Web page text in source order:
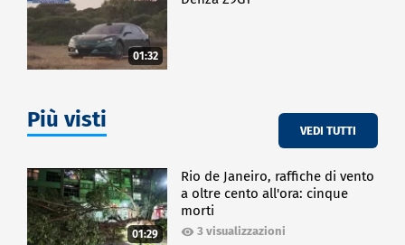
01:32
Più visti VEDI TUTTI
01:29
Rio de Janeiro, raffiche di vento
a oltre cento all'ora: cinque
morti
3 visualizzazioni